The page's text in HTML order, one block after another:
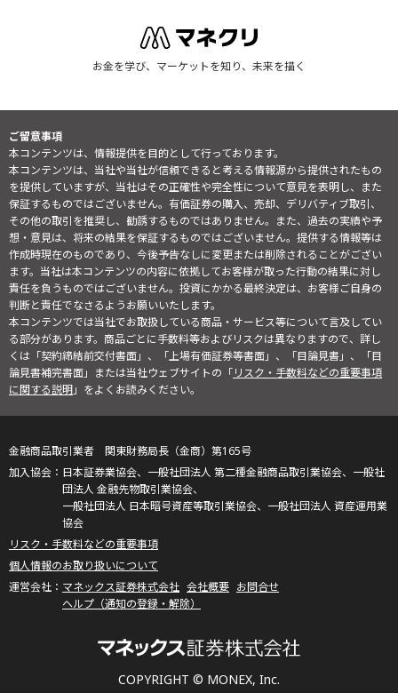
お金を学び、マーケットを知り、未来を描く
ご留意事項
本コンテンツは、情報提供を目的として行っております。
本コンテンツは、当社や当社が信頼できると考える情報源から提供されたもの
を提供していますが、当社はその正確性や完全性について意見を表明し、また
保証するものではございません。有価証券の購入、売却、デリバティブ取引、
その他の取引を推奨し、勧誘するものではありません。また、過去の実績や予
想・意見は、将来の結果を保証するものではございません。提供する情報等は
作成時現在のものであり、今後予告なしに変更または削除されることがござい
ます。当社は本コンテンツの内容に依拠してお客様が取った行動の結果に対し
責任を負うものではございません。投資にかかる最終決定は、お客様ご自身の
判断と責任でなさるようお願いいたします。
本コンテンツでは当社でお取扱している商品・サービス等について言及してい
る部分があります。商品ごとに手数料等およびリスクは異なりますので、詳し
くは「契約締結前交付書面」、「上場有価証券等書面」、「目論見書」、「目
論見書補完書面」または当社ウェブサイトの「リスク・手数料などの重要事項
に関する説明」をよくお読みください。
COPYRIGHT © MONEX, Inc.
金融商品取引業者 関東財務局長（金商）第165号
日本証券業協会、一般社団法人 第二種金融商品取引業協会、一般社
団法人 金融先物取引業協会、
一般社団法人 日本暗号資産等取引業協会、一般社団法人 資産運用業
協会
リスク・手数料などの重要事項
個人情報のお取り扱いについて
マネックス証券株式会社 会社概要 お問合せ
ヘルプ（通知の登録・解除）